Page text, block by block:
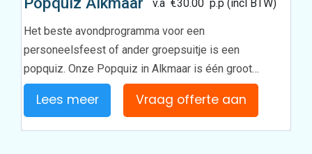
v.a €30.00p.p (incl BTW)
Het beste avondprogramma voor een
personeelsfeest of ander groepsuitje is een
popquiz. Onze Popquiz in Alkmaar is één groot…
Lees meer Vraag offerte aan